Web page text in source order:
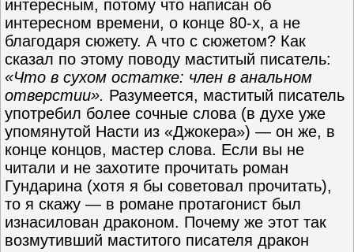
интересным, потому что написан об
интересном времени, о конце 80-х, а не
благодаря сюжету. А что с сюжетом? Как
сказал по этому поводу маститый писатель:
«Что в сухом остатке: член в анальном
отверстии». Разумеется, маститый писатель
употребил более сочные слова (в духе уже
упомянутой Насти из «Джокера») — он же, в
конце концов, мастер слова. Если вы не
читали и не захотите прочитать роман
Гундарина (хотя я бы советовал прочитать),
то я скажу — в романе протагонист был
изнасилован драконом. Почему же этот так
возмутивший маститого писателя дракон